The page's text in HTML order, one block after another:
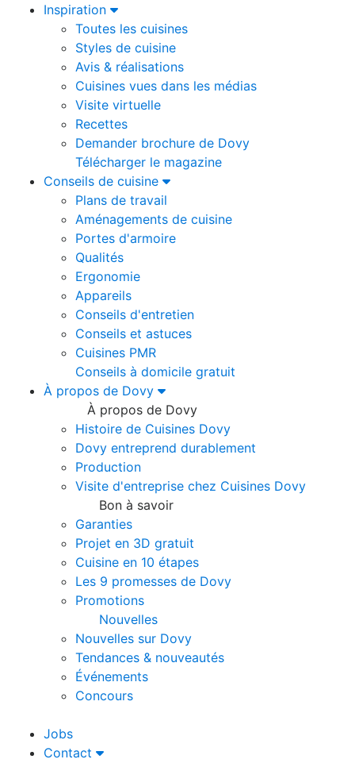
Inspiration
Toutes les cuisines
Styles de cuisine
Avis & réalisations
Cuisines vues dans les médias
Visite virtuelle
Recettes
Demander brochure de Dovy
Télécharger le magazine
Conseils de cuisine
Plans de travail
Aménagements de cuisine
Portes d'armoire
Qualités
Ergonomie
Appareils
Conseils d'entretien
Conseils et astuces
Cuisines PMR
Conseils à domicile gratuit
À propos de Dovy
À propos de Dovy
Histoire de Cuisines Dovy
Dovy entreprend durablement
Production
Visite d'entreprise chez Cuisines Dovy
Bon à savoir
Garanties
Projet en 3D gratuit
Cuisine en 10 étapes
Les 9 promesses de Dovy
Promotions
Nouvelles
Nouvelles sur Dovy
Tendances & nouveautés
Événements
Concours
Jobs
Contact